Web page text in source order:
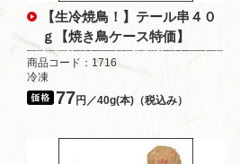
【生冷焼鳥！】テール串４０
ｇ【焼き鳥ケース特価】
商品コード：1716
冷凍
77円／40g(本)（税込み）